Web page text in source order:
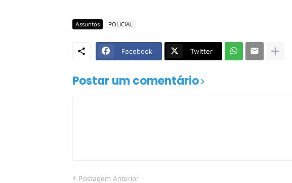
Assuntos POLICIAL
Facebook Twitter
Postar um comentário
Postagem Anterior